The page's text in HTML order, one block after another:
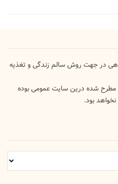
در جهت روش سالم زندگی و تغذیه
مطرح شده درین سایت عمومی بوده
بود.